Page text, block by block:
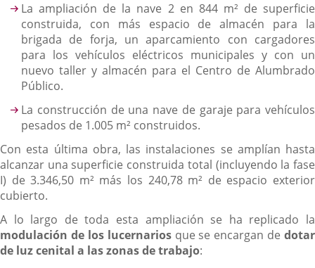
La ampliación de la nave 2 en 844 m² de superficie
construida, con más espacio de almacén para la
brigada de forja, un aparcamiento con cargadores
para los vehículos eléctricos municipales y con un
nuevo taller y almacén para el Centro de Alumbrado
Público.
La construcción de una nave de garaje para vehículos
pesados de 1.005 m² construidos.
Con esta última obra, las instalaciones se amplían hasta
alcanzar una superficie construida total (incluyendo la fase
I) de 3.346,50 m² más los 240,78 m² de espacio exterior
cubierto.
A lo largo de toda esta ampliación se ha replicado la
modulación de los lucernariosque se encargan de dotar
de luz cenital a las zonas de trabajo: